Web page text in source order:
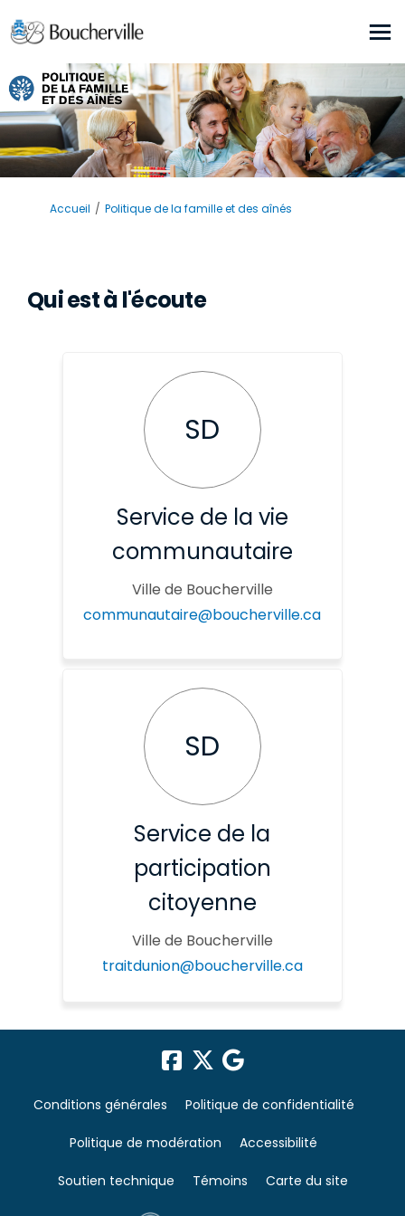
Vous êtes ici:
Accueil Politique de la famille et des aînés
Qui est à l'écoute
SD
Service de la vie
communautaire
Ville de Boucherville
communautaire@boucherville.ca(Liens
SD
Service de la
participation
citoyenne
Ville de Boucherville
traitdunion@boucherville.ca
Conditions générales Politique de confidentialité
Politique de modération Accessibilité
Soutien technique Témoins Carte du site